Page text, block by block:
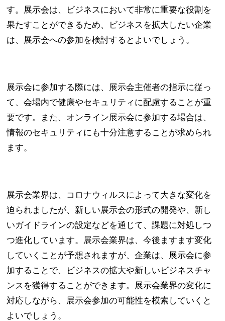
す。展示会は、ビジネスにおいて非常に重要な役割を
果たすことができるため、ビジネスを拡大したい企業
は、展示会への参加を検討するとよいでしょう。
展示会に参加する際には、展示会主催者の指示に従っ
て、会場内で健康やセキュリティに配慮することが重
要です。また、オンライン展示会に参加する場合は、
情報のセキュリティにも十分注意することが求められ
ます。
展示会業界は、コロナウィルスによって大きな変化を
迫られましたが、新しい展示会の形式の開発や、新し
いガイドラインの設定などを通じて、課題に対処しつ
つ進化しています。展示会業界は、今後ますます変化
していくことが予想されますが、企業は、展示会に参
加することで、ビジネスの拡大や新しいビジネスチャ
ンスを獲得することができます。展示会業界の変化に
対応しながら、展示会参加の可能性を模索していくと
よいでしょう。